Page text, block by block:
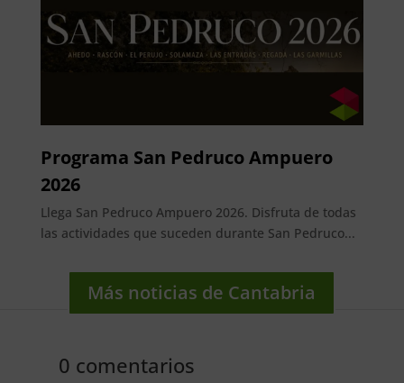
Programa San Pedruco Ampuero
2026
Llega San Pedruco Ampuero 2026. Disfruta de todas
las actividades que suceden durante San Pedruco...
Más noticias de Cantabria
0 comentarios